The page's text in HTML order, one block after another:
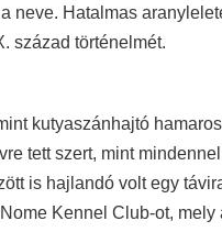
neve. Hatalmas
század történelmét.
kutyaszánhajtó
tett szert, mint
is hajlandó volt egy
Kennel Club-ot,